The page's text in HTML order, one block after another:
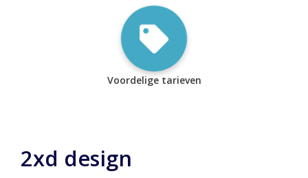
Voordelige tarieven
2xd design